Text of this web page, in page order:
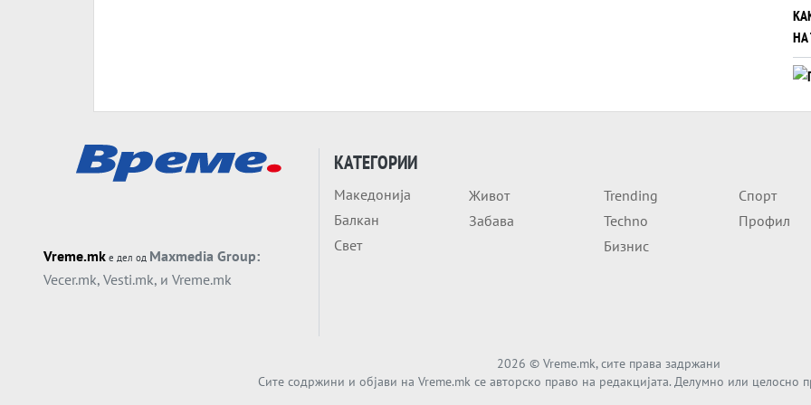
Vreme.mk е дел од Maxmedia Group:
Vecer.mk, Vesti.mk, и Vreme.mk
КАТЕГОРИИ
Македонија
Балкан
Свет
Живот
Забава
Trending
Techno
Бизнис
Спорт
Профил
2026 © Vreme.mk, сите права задржани
Сите содржини и објави на Vreme.mk се авторско право на редакцијата. Делумно или целосно